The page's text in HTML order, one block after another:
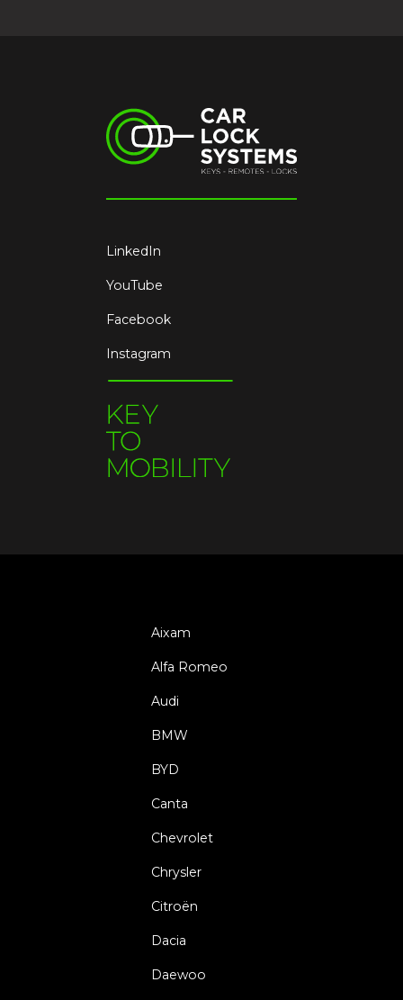
LinkedIn
YouTube
Facebook
Instagram
Aixam
Alfa Romeo
Audi
BMW
BYD
Canta
Chevrolet
Chrysler
Citroën
Dacia
Daewoo